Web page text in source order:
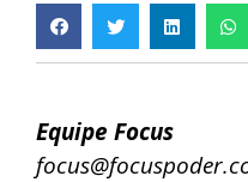
Equipe Focus